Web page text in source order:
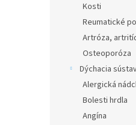
Kosti
Reumatické
Artróza,
Osteoporóza
Dýchacia
Alergická
Bolesti hrdla
Angína